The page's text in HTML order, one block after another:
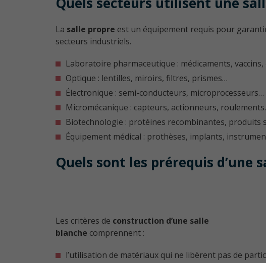
La salle propre est un équipement requis pour
secteurs industriels.
Laboratoire pharmaceutique : médicaments,
Optique : lentilles, miroirs, filtres, prismes…
Électronique : semi-conducteurs, microprocesseurs…
Micromécanique : capteurs, actionneurs,
Biotechnologie : protéines recombinantes, produits
Équipement médical : prothèses, implants,
Quels sont les prérequis d’une
Les critères de construction d’une salle
blanche comprennent :
l’utilisation de matériaux qui ne libèrent pas de